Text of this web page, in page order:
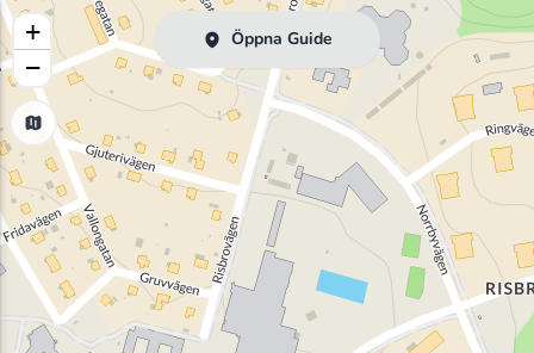
Öppna Guide
+
−